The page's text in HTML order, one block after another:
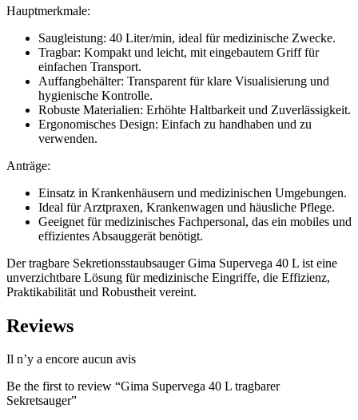
Hauptmerkmale:
Saugleistung: 40 Liter/min, ideal für medizinische Zwecke.
Tragbar: Kompakt und leicht, mit eingebautem Griff für
einfachen Transport.
Auffangbehälter: Transparent für klare Visualisierung und
hygienische Kontrolle.
Robuste Materialien: Erhöhte Haltbarkeit und Zuverlässigkeit.
Ergonomisches Design: Einfach zu handhaben und zu
verwenden.
Anträge:
Einsatz in Krankenhäusern und medizinischen Umgebungen.
Ideal für Arztpraxen, Krankenwagen und häusliche Pflege.
Geeignet für medizinisches Fachpersonal, das ein mobiles und
effizientes Absauggerät benötigt.
Der tragbare Sekretionsstaubsauger Gima Supervega 40 L ist eine
unverzichtbare Lösung für medizinische Eingriffe, die Effizienz,
Praktikabilität und Robustheit vereint.
Reviews
Il n’y a encore aucun avis
Be the first to review “Gima Supervega 40 L tragbarer
Sekretsauger”